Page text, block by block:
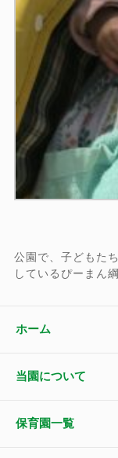
公園で、子どもた
しているぴーまん
ホーム
当園について
保育園一覧